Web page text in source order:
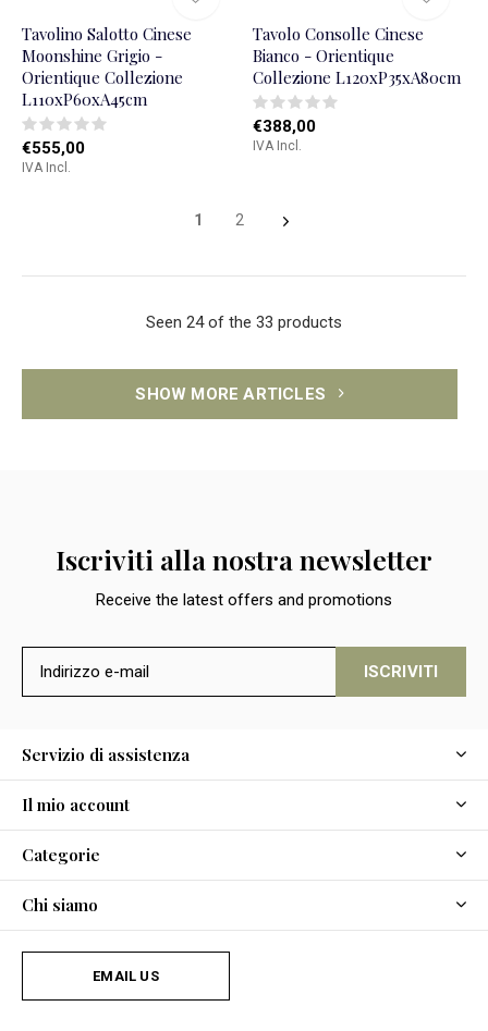
Tavolino Salotto Cinese
Moonshine Grigio -
Orientique Collezione
L110xP60xA45cm
€555,00
IVA Incl.
Tavolo Consolle Cinese
Bianco - Orientique
Collezione L120xP35xA80cm
€388,00
IVA Incl.
1 2
Seen 24 of the 33 products
SHOW MORE ARTICLES
Iscriviti alla nostra newsletter
Receive the latest offers and promotions
ISCRIVITI
Servizio di assistenza
Il mio account
Categorie
Chi siamo
EMAIL US